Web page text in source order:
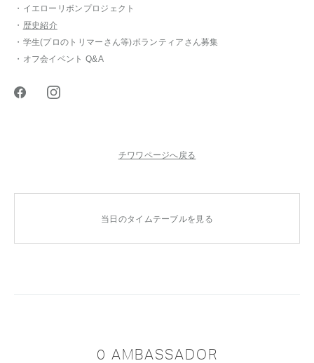
・イエローリボンプロジェクト
・ 歴史紹介
・学生(プロのトリマーさん等)ボランティアさん募集
・オフ会イベント Q&A
チワワページへ戻る
当日のタイムテーブルを見る
0 AMBASSADOR